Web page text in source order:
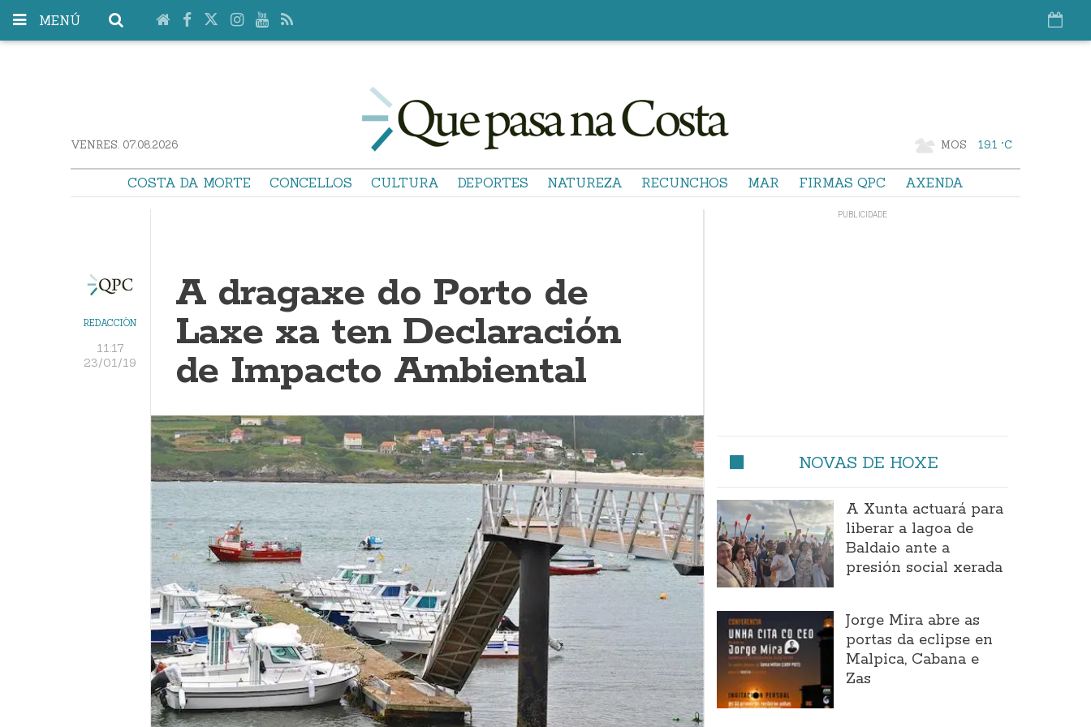
MENÚ
VENRES. 07.08.2026 MOS 19.1 °C
COSTA DA MORTE CONCELLOS CULTURA DEPORTES NATUREZA RECUNCHOS MAR FIRMAS QPC AXENDA
REDACCIÓN
11:17
23/01/19
A dragaxe do Porto de
Laxe xa ten Declaración
de Impacto Ambiental
NOVAS DE HOXE
A Xunta actuará para
liberar a lagoa de
Baldaio ante a
presión social xerada
Jorge Mira abre as
portas da eclipse en
Malpica, Cabana e
Zas